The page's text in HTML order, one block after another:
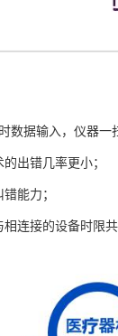
据输入，仪器一
出错几率更小；
能力；
连接的设备时限